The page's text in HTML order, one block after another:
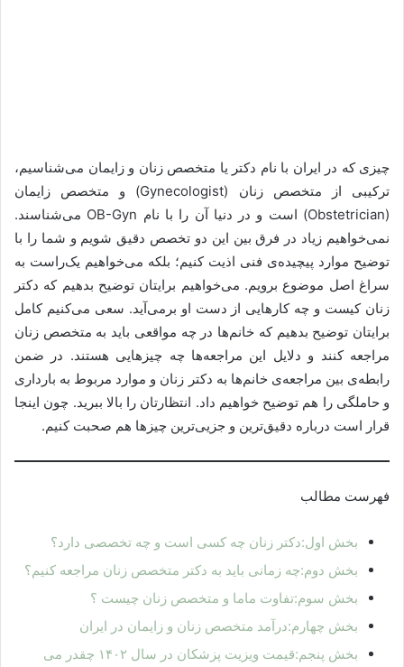
چیزی که در ایران با نام دکتر یا متخصص زنان و زایمان می‌شناسیم،
ترکیبی از متخصص زنان (Gynecologist) و متخصص زایمان
(Obstetrician) است و در دنیا آن را با نام OB-Gyn می‌شناسند.
نمی‌خواهیم زیاد در فرق بین این دو تخصص دقیق شویم و شما را با
توضیح موارد پیچیده‌ی فنی اذیت کنیم؛ بلکه می‌خواهیم یک‌راست به
سراغ اصل موضوع برویم. می‌خواهیم برایتان توضیح بدهیم که دکتر
زنان کیست و چه کارهایی از دست او برمی‌آید. سعی می‌کنیم کامل
برایتان توضیح بدهیم که خانم‌ها در چه مواقعی باید به متخصص زنان
مراجعه کنند و دلایل این مراجعه‌ها چه چیزهایی هستند. در ضمن
رابطه‌ی بین مراجعه‌ی خانم‌ها به دکتر زنان و موارد مربوط به بارداری
و حاملگی را هم توضیح خواهیم داد. انتظارتان را بالا ببرید. چون اینجا
قرار است درباره دقیق‌ترین و جزیی‌ترین چیزها هم صحبت کنیم.
فهرست مطالب
بخش اول:دکتر زنان چه کسی است و چه تخصصی دارد؟
بخش دوم:چه زمانی باید به دکتر متخصص زنان مراجعه کنیم؟
بخش سوم:تفاوت ماما و متخصص زنان چیست ؟
بخش چهارم:درآمد متخصص زنان و زایمان در ایران
بخش پنجم:قیمت ویزیت پزشکان در سال ۱۴۰۲ چقدر می